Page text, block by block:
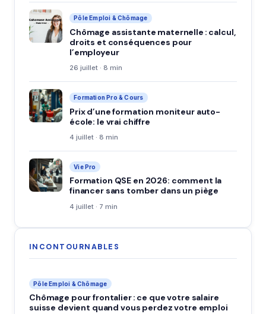
Pôle Emploi & Chômage
Chômage assistante maternelle : calcul,
droits et conséquences pour
l’employeur
26 juillet · 8 min
Formation Pro & Cours
Prix d’une formation moniteur auto-
école: le vrai chiffre
4 juillet · 8 min
Vie Pro
Formation QSE en 2026: comment la
financer sans tomber dans un piège
4 juillet · 7 min
INCONTOURNABLES
Pôle Emploi & Chômage
Chômage pour frontalier : ce que votre salaire
suisse devient quand vous perdez votre emploi